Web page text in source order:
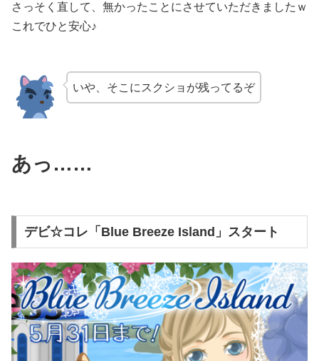
さっそく直して、無かったことにさせていただきましたｗ
これでひと安心♪
いや、そこにスクショが残ってるぞ
あっ ……
デビ☆コレ「Blue Breeze Island」スタート